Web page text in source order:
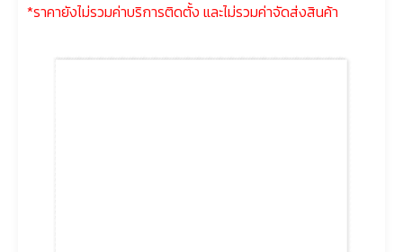
*ราคายังไม่รวมค่าบริการติดตั้ง และไม่รวมค่าจัดส่งสินค้า